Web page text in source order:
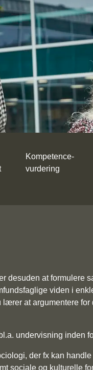
Kompetence-
vurdering
desuden at formulere
viden i
lærer at argumentere
undervisning inden
der fx kan
sociale og kulturelle